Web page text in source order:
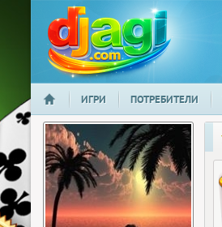
djagi.com
НАЧАЛО
ИГРИ ПОТРЕБИТЕЛИ